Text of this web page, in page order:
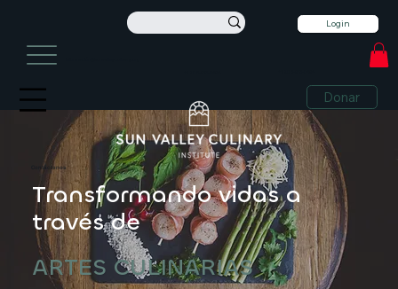
Login
Donar
Contáctenos
Transformando vidas a
través de
ARTES CULINARIAS